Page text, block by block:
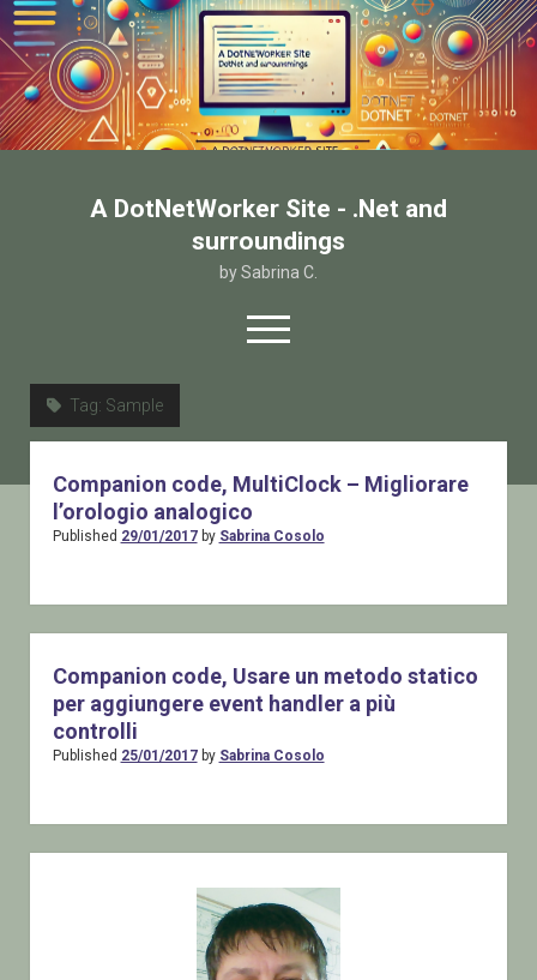
A DotNetWorker Site - .Net and
surroundings
by Sabrina C.
open
menu
Chi sono
Contatto
Tag: Sample
Companion code, MultiClock – Migliorare
l’orologio analogico
Published 29/01/2017by Sabrina Cosolo
Companion code, Usare un metodo statico
per aggiungere event handler a più
controlli
Published 25/01/2017by Sabrina Cosolo